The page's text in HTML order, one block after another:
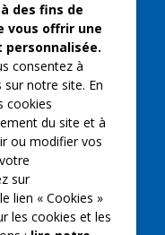
?
des fins de
vous offrir une
consentez à
notre site. En
cookies
du site et à
ou modifier vos
sur
lien « Cookies »
les cookies et les